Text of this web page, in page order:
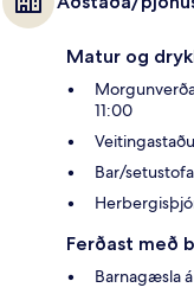
Matur og
11:00
Bar/setustofa
Ferðast með
Barnagæsla